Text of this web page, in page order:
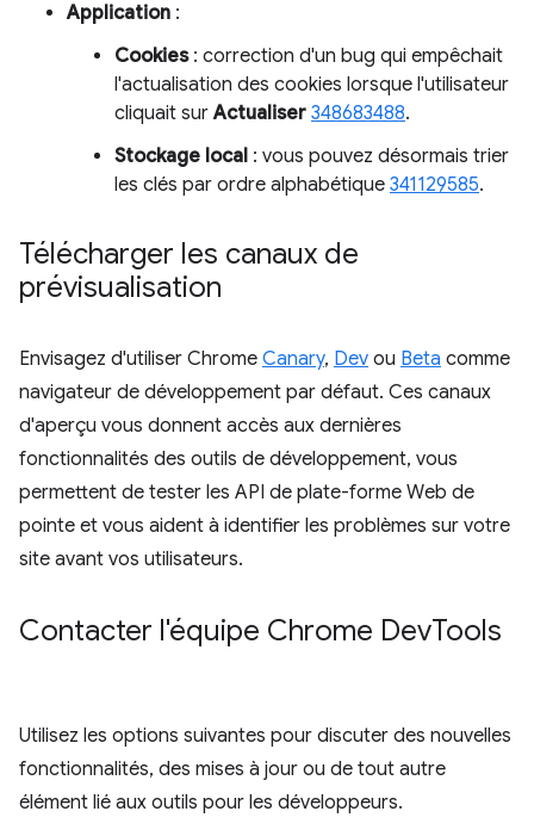
Application :
Cookies: correction d'un bug qui empêchait
l'actualisation des cookies lorsque l'utilisateur
cliquait surActualiser 348683488.
Stockage local : vous pouvez désormais trier
les clés par ordre alphabétique 341129585.
Télécharger les canaux de
prévisualisation
Envisagez d'utiliser Chrome Canary, Dev ou Beta comme
navigateur de développement par défaut. Ces canaux
d'aperçu vous donnent accès aux dernières
fonctionnalités des outils de développement, vous
permettent de tester les API de plate-forme Web de
pointe et vous aident à identifier les problèmes sur votre
site avant vos utilisateurs.
Contacter l'équipe Chrome DevTools
Utilisez les options suivantes pour discuter des nouvelles
fonctionnalités, des mises à jour ou de tout autre
élément lié aux outils pour les développeurs.